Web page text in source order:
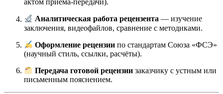
актом приёма-передачи).
Аналитическая работа рецензента — изучение
заключения, видеофайлов, сравнение с методиками.
Оформление рецензии по стандартам Союза «ФСЭ»
(научный стиль, ссылки, расчёты).
Передача готовой рецензии заказчику с устным или
письменным пояснением.